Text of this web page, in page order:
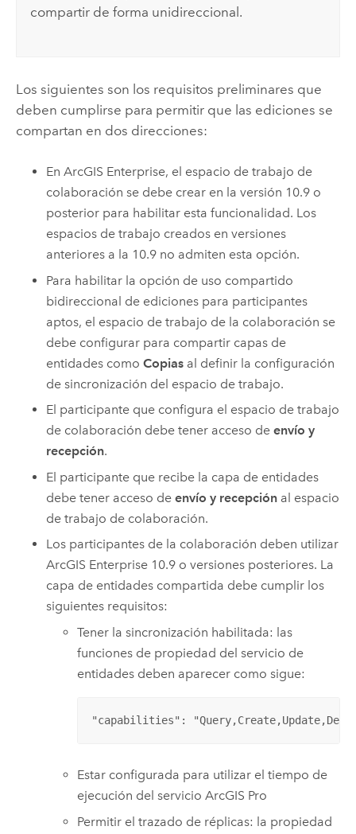
compartir de forma unidireccional.
Los siguientes son los requisitos preliminares que
deben cumplirse para permitir que las ediciones se
compartan en dos direcciones:
EnArcGIS Enterprise, el espacio de trabajo de
colaboración se debe crear en la versión 10.9 o
posterior para habilitar esta funcionalidad. Los
espacios de trabajo creados en versiones
anteriores a la 10.9 no admiten esta opción.
Para habilitar la opción de uso compartido
bidireccional de ediciones para participantes
aptos, el espacio de trabajo de la colaboración se
debe configurar para compartir capas de
entidades comoCopias al definir la configuración
de sincronización del espacio de trabajo.
El participante que configura el espacio de trabajo
de colaboración debe tener acceso deenvío y
recepción.
El participante que recibe la capa de entidades
debe tener acceso deenvío y recepción al espacio
de trabajo de colaboración.
Los participantes de la colaboración deben utilizar
ArcGIS Enterprise 10.9 o versiones posteriores. La
capa de entidades compartida debe cumplir los
siguientes requisitos:
Tener la sincronización habilitada: las
funciones de propiedad del servicio de
entidades deben aparecer como sigue:
"capabilities":
Estar configurada para utilizar el tiempo de
ejecución del servicioArcGIS Pro
Permitir el trazado de réplicas: la propiedad